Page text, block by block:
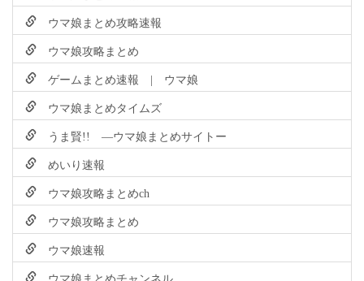
ウマ娘まとめ攻略速報
ウマ娘攻略まとめ
ゲームまとめ速報 | ウマ娘
ウマ娘まとめタイムズ
うま賢!! ―ウマ娘まとめサイトー
めいり速報
ウマ娘攻略まとめch
ウマ娘攻略まとめ
ウマ娘速報
ウマ娘まとめチャンネル